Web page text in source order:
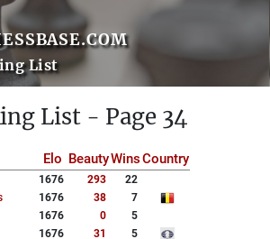
List
List - Page 34
Elo BeautyWinsCountry
1676 293
22
1676 38
7
1676 0
5
1676 31
5